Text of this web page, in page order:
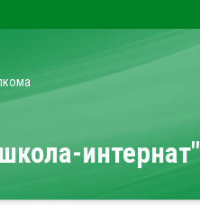
интернат"